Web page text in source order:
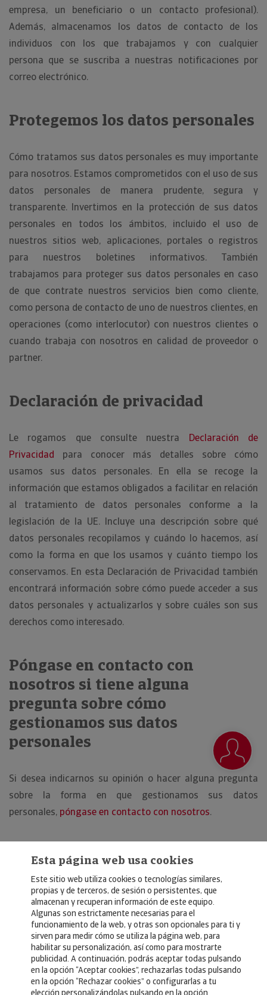
empresa, un beneficiario o un contacto profesional).
Además, almacenamos los datos de contacto de los
individuos con los que trabajamos y con cualquier
persona que se suscriba a nuestras notificaciones por
correo electrónico.
Protegemos los datos personales
Cómo tratamos sus datos personales es muy importante
para nosotros. Estamos comprometidos con el uso de sus
datos personales de manera prudente, segura y
transparente. Invertimos en la protección de sus datos
personales en todos los ámbitos, incluido el uso de
nuestros sitios web, aplicaciones, portales o registros
para nuestros boletines informativos. También
trabajamos para proteger sus datos personales en caso
de que contrate nuestros servicios bien como cliente,
como persona de contacto de uno de nuestros clientes, en
operaciones (como interlocutor) con nuestros clientes o
cuando trabaja con nosotros en calidad de proveedor o
partner.
Declaración de privacidad
Le rogamos que consulte nuestra Declaración de
Privacidad para conocer más detalles sobre cómo
usamos sus datos personales. En ella se recoge la
información que estamos obligados a facilitar en relación
al tratamiento de datos personales conforme a la
legislación de la UE. Incluye una descripción sobre qué
datos personales recopilamos y cuándo lo hacemos, así
como la forma en que los usamos y cuánto tiempo los
conservamos. En esta Declaración de Privacidad también
encontrará información sobre cómo puede acceder a sus
datos personales y actualizarlos y sobre cuáles son sus
derechos como interesado.
Póngase en contacto con
nosotros si tiene alguna
pregunta sobre cómo
gestionamos sus datos
personales
Si desea indicarnos su opinión o hacer alguna pregunta
sobre la forma en que gestionamos sus datos
personales, póngase en contacto con nosotros.
© Copyright 2026, Crédito y Caución
Aviso Legal
Política de Privacidad
RGPD
Esta página web usa cookies
Este sitio web utiliza cookies o tecnologías similares,
propias y de terceros, de sesión o persistentes, que
almacenan y recuperan información de este equipo.
Algunas son estrictamente necesarias para el
funcionamiento de la web, y otras son opcionales para ti y
sirven para medir cómo se utiliza la página web, para
habilitar su personalización, así como para mostrarte
publicidad. A continuación, podrás aceptar todas pulsando
en la opción “Aceptar cookies”, rechazarlas todas pulsando
en la opción “Rechazar cookies” o configurarlas a tu
elección personalizándolas pulsando en la opción